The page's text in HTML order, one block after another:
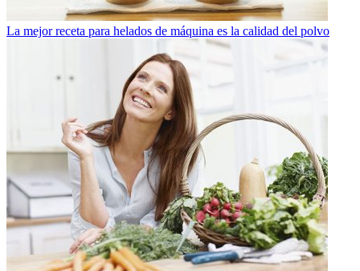
La mejor receta para helados de máquina es la calidad del polvo